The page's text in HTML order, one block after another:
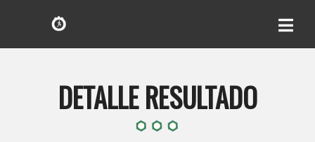
DETALLE RESULTADO